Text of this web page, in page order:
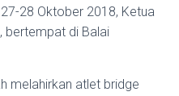
28 Oktober 2018, Ketua
bertempat di Balai
melahirkan atlet bridge